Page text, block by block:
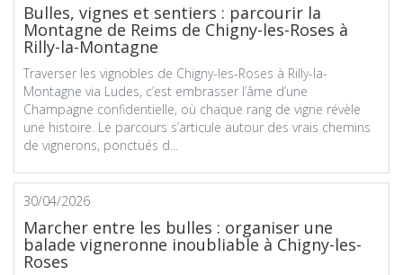
Bulles, vignes et sentiers : parcourir la
Montagne de Reims de Chigny-les-Roses à
Rilly-la-Montagne
Traverser les vignobles de Chigny-les-Roses à Rilly-la-
Montagne via Ludes, c’est embrasser l’âme d’une
Champagne confidentielle, où chaque rang de vigne révèle
une histoire. Le parcours s’articule autour des vrais chemins
de vignerons, ponctués d...
30/04/2026
Marcher entre les bulles : organiser une
balade vigneronne inoubliable à Chigny-les-
Roses